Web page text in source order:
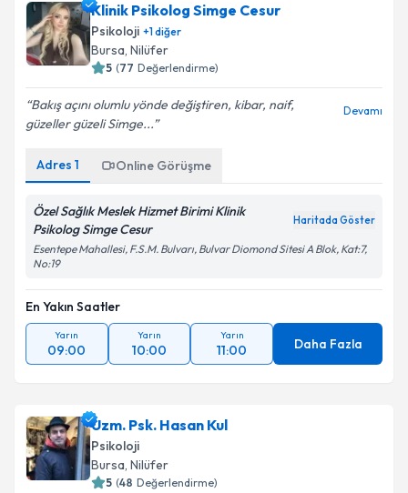
Klinik Psikolog Simge Cesur
Psikoloji +1diğer
Bursa, Nilüfer
5 (77 Değerlendirme)
Bakış açını olumlu yönde değiştiren, kibar, naif,
güzeller güzeli Simge...
Devamı
Adres 1 Online Görüşme
Özel Sağlık Meslek Hizmet Birimi Klinik
Psikolog Simge Cesur
Haritada Göster
Esentepe Mahallesi, F.S.M. Bulvarı, Bulvar Diomond Sitesi A Blok, Kat:7,
No:19
En Yakın Saatler
Yarın
09:00
Yarın
10:00
Yarın
11:00 Daha Fazla
Uzm. Psk. Hasan Kul
Psikoloji
Bursa, Nilüfer
5 (48 Değerlendirme)